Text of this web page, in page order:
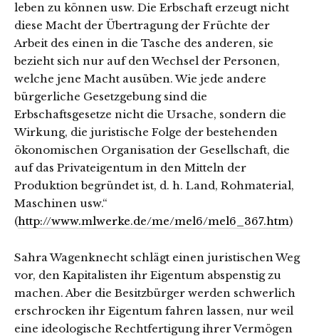
leben zu können usw. Die Erbschaft erzeugt nicht
diese Macht der Übertragung der Früchte der
Arbeit des einen in die Tasche des anderen, sie
bezieht sich nur auf den Wechsel der Personen,
welche jene Macht ausüben. Wie jede andere
bürgerliche Gesetzgebung sind die
Erbschaftsgesetze nicht die Ursache, sondern die
Wirkung, die juristische Folge der bestehenden
ökonomischen Organisation der Gesellschaft, die
auf das Privateigentum in den Mitteln der
Produktion begründet ist, d. h. Land, Rohmaterial,
Maschinen usw.“
(http://www.mlwerke.de/me/mel6/mel6_367.htm)
Sahra Wagenknecht schlägt einen juristischen Weg
vor, den Kapitalisten ihr Eigentum abspenstig zu
machen. Aber die Besitzbürger werden schwerlich
erschrocken ihr Eigentum fahren lassen, nur weil
eine ideologische Rechtfertigung ihrer Vermögen